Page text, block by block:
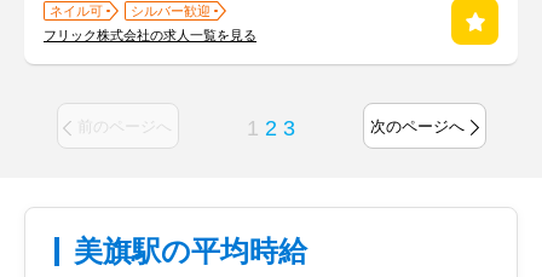
ネイル可
シルバー歓迎
フリック株式会社の求人一覧を見る
前のページへ 1 2 3 次のページへ
美旗駅の平均時給